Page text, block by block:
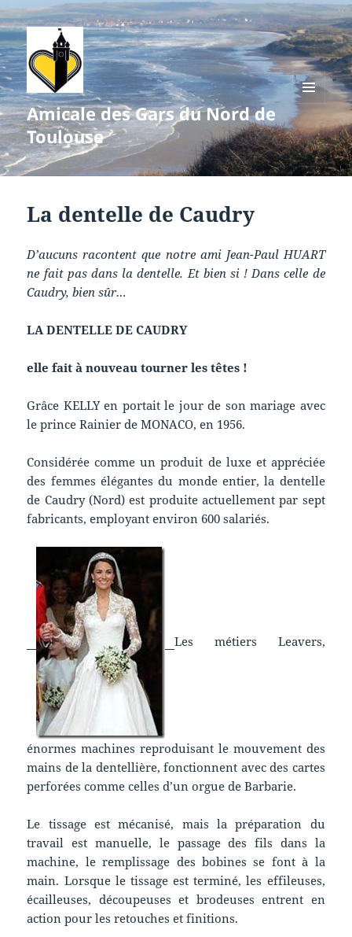
Amicale des Gars du Nord de
Toulouse
MENU
WIDGETS
La dentelle de Caudry
D’aucuns racontent que notre ami Jean-Paul HUART
ne fait pas dans la dentelle. Et bien si ! Dans celle de
Caudry, bien sûr…
LA DENTELLE DE CAUDRY
elle fait à nouveau tourner les têtes !
Grâce KELLY en portait le jour de son mariage avec
le prince Rainier de MONACO, en 1956.
Considérée comme un produit de luxe et appréciée
des femmes élégantes du monde entier, la dentelle
de Caudry (Nord) est produite actuellement par sept
fabricants, employant environ 600 salariés.
Les métiers Leavers,
énormes machines reproduisant le mouvement des
mains de la dentellière, fonctionnent avec des cartes
perforées comme celles d’un orgue de Barbarie.
Le tissage est mécanisé, mais la préparation du
travail est manuelle, le passage des fils dans la
machine, le remplissage des bobines se font à la
main. Lorsque le tissage est terminé, les effileuses,
écailleuses, découpeuses et brodeuses entrent en
action pour les retouches et finitions.